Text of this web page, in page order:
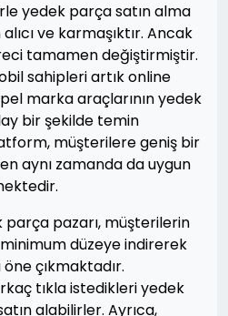
yedek parça satın alma
ve karmaşıktır. Ancak
tamamen değiştirmiştir.
sahipleri artık online
marka araçlarının yedek
bir şekilde temin
müşterilere geniş bir
aynı zamanda da uygun
pazarı, müşterilerin
minimum düzeye indirerek
çıkmaktadır.
tıkla istedikleri yedek
alabilirler. Ayrıca,